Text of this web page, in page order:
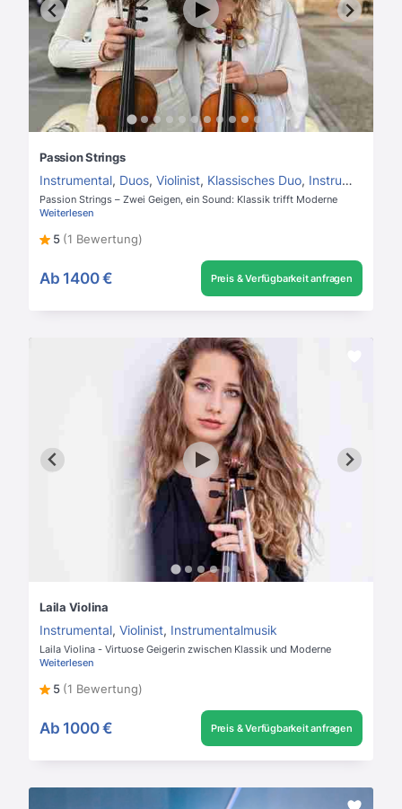
Passion Strings
Instrumental, Duos, Violinist, Klassisches Duo, Instrumentalmusik
Passion Strings – Zwei Geigen, ein Sound: Klassik trifft Moderne
Weiterlesen
5 (1 Bewertung)
Ab 1400 € Preis & Verfügbarkeit anfragen
Laila Violina
Instrumental, Violinist, Instrumentalmusik
Laila Violina - Virtuose Geigerin zwischen Klassik und Moderne
Weiterlesen
5 (1 Bewertung)
Ab 1000 € Preis & Verfügbarkeit anfragen